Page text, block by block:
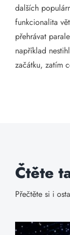
dalších
funkcionalita
přehrávat
například
začátku, zatím
Čtěte
Přečtěte si i